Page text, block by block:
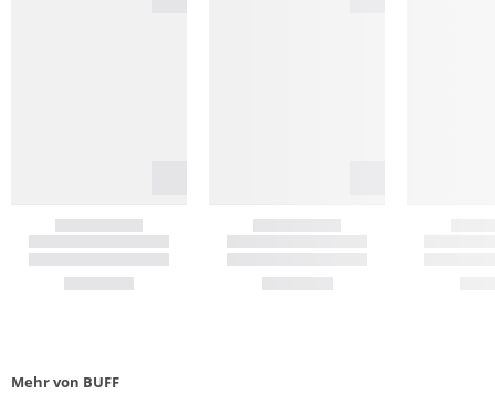
Mehr von BUFF